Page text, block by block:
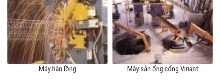
Máy hàn lồng Máy sản ống cống Viriant